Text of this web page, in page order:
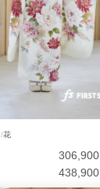
花
306,900
438,900